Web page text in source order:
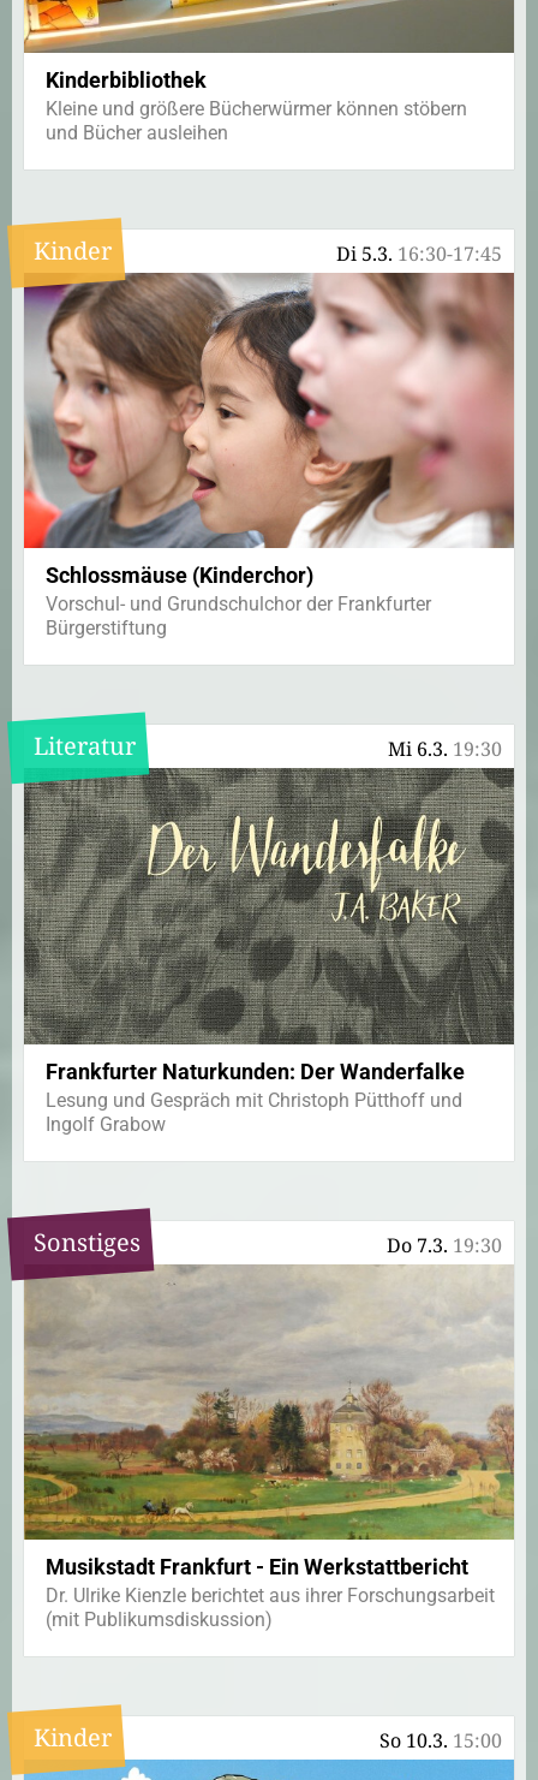
Kinderbibliothek
Kleine und größere Bücherwürmer können stöbern
und Bücher ausleihen
Di 5.3. 16:30-17:45
Kinder
Schlossmäuse (Kinderchor)
Vorschul- und Grundschulchor der Frankfurter
Bürgerstiftung
Mi 6.3. 19:30
Literatur
Frankfurter Naturkunden: Der Wanderfalke
Lesung und Gespräch mit Christoph Pütthoff und
Ingolf Grabow
Do 7.3. 19:30
Sonstiges
Musikstadt Frankfurt - Ein Werkstattbericht
Dr. Ulrike Kienzle berichtet aus ihrer Forschungsarbeit
(mit Publikumsdiskussion)
So 10.3. 15:00
Kinder